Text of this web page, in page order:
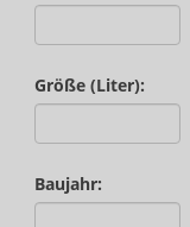
Größe (Liter):
Baujahr: